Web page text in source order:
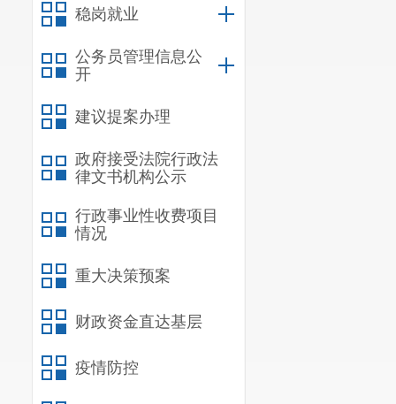
稳岗就业
公务员管理信息公
开
建议提案办理
政府接受法院行政法
律文书机构公示
行政事业性收费项目
情况
重大决策预案
财政资金直达基层
疫情防控